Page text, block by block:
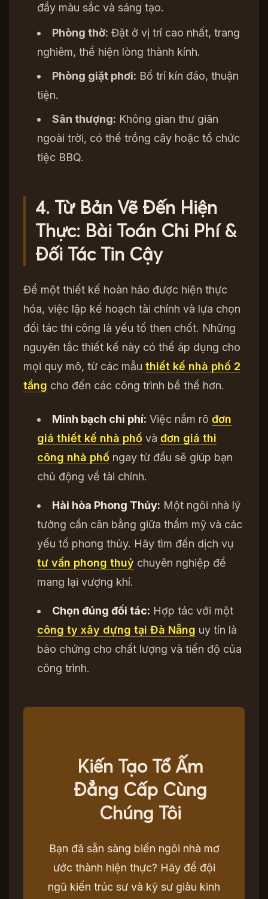
đầy màu sắc và sáng tạo.
Phòng thờ: Đặt ở vị trí cao nhất, trang
nghiêm, thể hiện lòng thành kính.
Phòng giặt phơi: Bố trí kín đáo, thuận
tiện.
Sân thượng: Không gian thư giãn
ngoài trời, có thể trồng cây hoặc tổ chức
tiệc BBQ.
4. Từ Bản Vẽ Đến Hiện
Thực: Bài Toán Chi Phí &
Đối Tác Tin Cậy
Để một thiết kế hoàn hảo được hiện thực
hóa, việc lập kế hoạch tài chính và lựa chọn
đối tác thi công là yếu tố then chốt. Những
nguyên tắc thiết kế này có thể áp dụng cho
mọi quy mô, từ các mẫu thiết kế nhà phố 2
tầng cho đến các công trình bề thế hơn.
Minh bạch chi phí: Việc nắm rõđơn
giá thiết kế nhà phố vàđơn giá thi
công nhà phố ngay từ đầu sẽ giúp bạn
chủ động về tài chính.
Hài hòa Phong Thủy: Một ngôi nhà lý
tưởng cần cân bằng giữa thẩm mỹ và các
yếu tố phong thủy. Hãy tìm đến dịch vụ
tư vấn phong thuỷ chuyên nghiệp để
mang lại vượng khí.
Chọn đúng đối tác: Hợp tác với một
công ty xây dựng tại Đà Nẵng uy tín là
bảo chứng cho chất lượng và tiến độ của
công trình.
Kiến Tạo Tổ Ấm
Đẳng Cấp Cùng
Chúng Tôi
Bạn đã sẵn sàng biến ngôi nhà mơ
ước thành hiện thực? Hãy để đội
ngũ kiến trúc sư và kỹ sư giàu kinh